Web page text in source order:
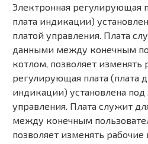
Электронная регулирующая
плата индикации)
платой управления. Плата
данными между конечным
котлом, позволяет изменять
регулирующая плата (плата
индикации) установлена
управления. Плата служит
между конечным
позволяет изменять рабочие